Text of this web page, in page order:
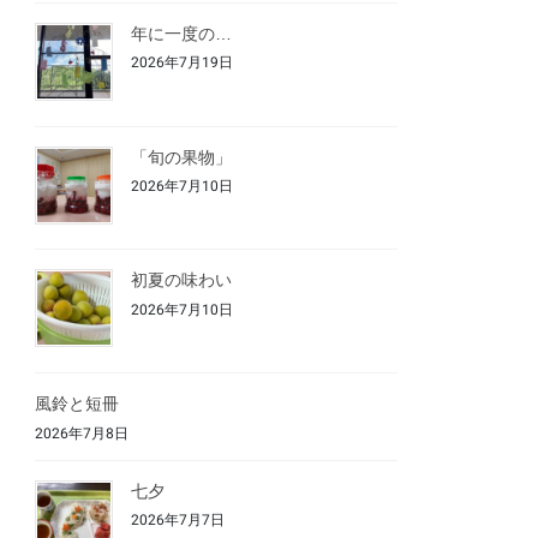
年に一度の…
2026年7月19日
「旬の果物」
2026年7月10日
初夏の味わい
2026年7月10日
風鈴と短冊
2026年7月8日
七夕
2026年7月7日